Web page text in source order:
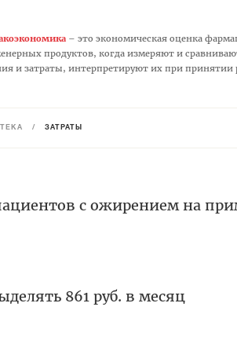
– это экономическая оценка
продуктов, когда измеряют и
и затраты, интерпретируют их при
/ ЗАТРАТЫ
с ожирением на
861 руб. в месяц